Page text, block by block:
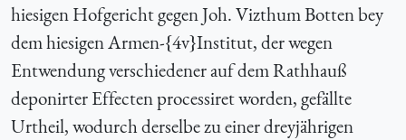
hiesigen Hofgericht gegen Joh. Vizthum Botten bey
dem hiesigen Armen-{4v}Institut, der wegen
Entwendung verschiedener auf dem Rathhauß
deponirter Effecten processiret worden, gefällte
Urtheil, wodurch derselbe zu einer dreyjährigen